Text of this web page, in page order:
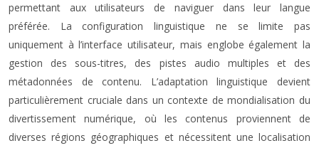
permettant aux utilisateurs de naviguer dans leur langue
préférée. La configuration linguistique ne se limite pas
uniquement à l’interface utilisateur, mais englobe également la
gestion des sous-titres, des pistes audio multiples et des
métadonnées de contenu. L’adaptation linguistique devient
particulièrement cruciale dans un contexte de mondialisation du
divertissement numérique, où les contenus proviennent de
diverses régions géographiques et nécessitent une localisation